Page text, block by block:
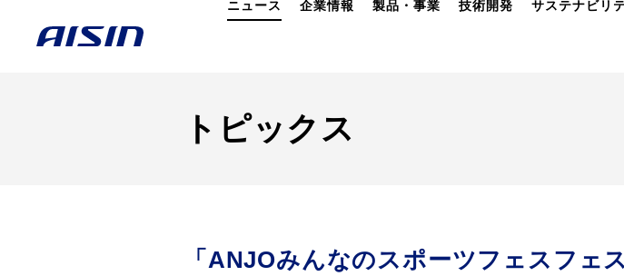
ニュース 企業情報 製品・事業 技術開発 サステナビリ
トピックス
「ANJOみんなのスポーツフェスフェ